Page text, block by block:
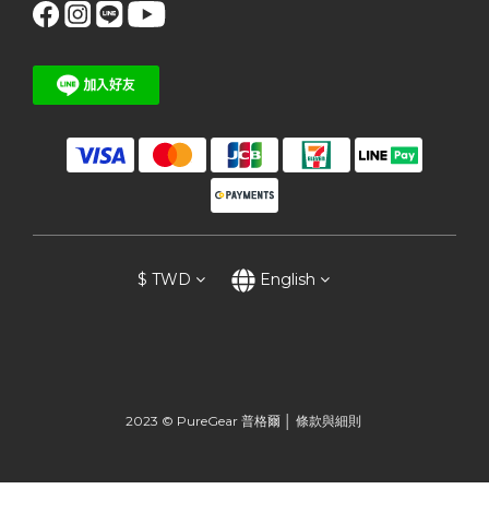
$ TWD English
2023 © PureGear 普格爾 │ 條款與細則